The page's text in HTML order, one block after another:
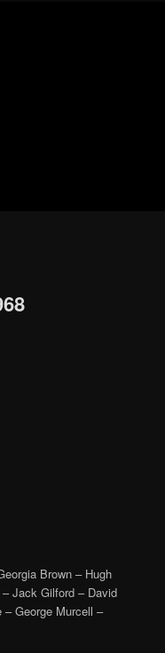
Brown – Hugh
Jack Gilford – David
– George Murcell –